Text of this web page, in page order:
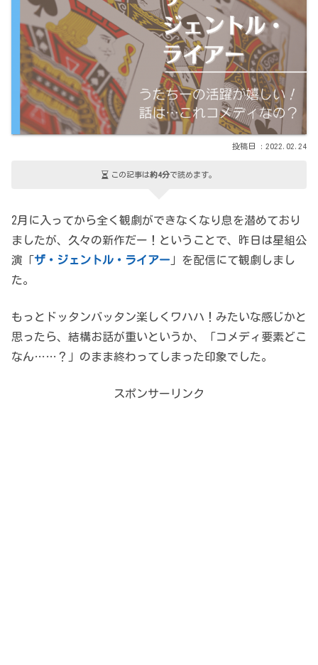
2022.02.24
この記事は約4分で読めます。
2月に入ってから全く観劇ができなくなり息を潜めており
ましたが、久々の新作だー！ということで、昨日は星組公
演「 ザ・ジェントル・ライアー 」を配信にて観劇しまし
た。
もっとドッタンバッタン楽しくワハハ！みたいな感じかと
思ったら、結構お話が重いというか、「コメディ要素どこ
なん……？」のまま終わってしまった印象でした。
スポンサーリンク